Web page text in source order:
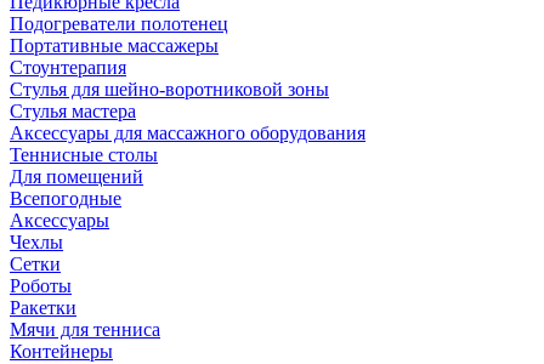
Подогреватели полотенец
Портативные массажеры
Стоунтерапия
Стулья для шейно-воротниковой зоны
Стулья мастера
Аксессуары для массажного оборудования
Теннисные столы
Для помещений
Всепогодные
Аксессуары
Чехлы
Сетки
Роботы
Ракетки
Мячи для тенниса
Контейнеры